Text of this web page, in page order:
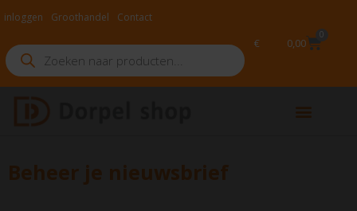
inloggen Groot­handel Contact
€ 0,00
0
Beheer je nieuwsbrief